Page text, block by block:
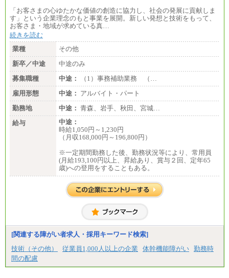
〈大阪・兵庫〉209,000 円
〈愛知〉194,500 円 〈福岡〉1
85,000 円
地により異なる。
〈東京・神奈川〉210,000 円
〈大阪・兵庫〉200,000 円
〈愛知〉194,500 円 〈福
岡〉185,000円
※基本給のみ（地域手当なし）
※試用期間中も給与変更なし
中途：
【阪急交通社】
◆正社員/総合職
月給250,000円～(※1)、247,000円～(※2)、242,000円
～(※3)、239,000円～(※4)、237,000円～（※5）
（※1…36,000円、※2…33,000円、※3…28,000円、
※4…25,000円、※5…23,000円）
・試用期間中も給与変更なし
◆正社員/基幹職
〈東京・神奈川〉月給219,000 円～ 〈大阪・兵庫〉
月給209,000 円～
〈愛知〉月給194,500 円～ 〈福岡〉月給185,000 円～
・一律地域手当なし
◆契約社員
月給187,500円～(※1)、184,000円～(※2)、180,500円
～(※3)、170,500～(※4)、168,000円～（※5）
※1…東京都、埼玉県、千葉県、神奈川県
「お客さまの心ゆたかな価値の創造に協力し、社会の発展に貢献しま
す」という企業理念のもと事業を展開。新しい発想と技術をもって、
お客さま・地域が求めている真…
続きを読む
業種
その他
新卒／中途
中途のみ
募集職種
中途：
（1）事務補助業務 （…
雇用形態
中途： アルバイト・パート
勤務地
中途： 青森、岩手、秋田、宮城…
給与
中途：
時給1,050円～1,230円
（月収168,000円～196,800円）
※一定期間勤務した後、勤務状況等により、常用員
(月給193,100円以上、昇給あり、賞与２回、定年65
歳)への登用をすることもある。
[関連する障がい者求人・採用キーワード検索]
技術（その他）
従業員1,000人以上の企業 体幹機能障がい 勤務時
間の配慮